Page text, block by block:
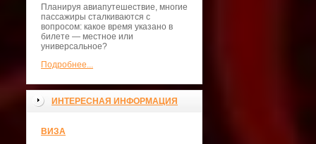
Планируя авиапутешествие, многие
пассажиры сталкиваются с
вопросом: какое время указано в
билете — местное или
универсальное?
Подробнее...
ИНТЕРЕСНАЯ ИНФОРМАЦИЯ
ВИЗА